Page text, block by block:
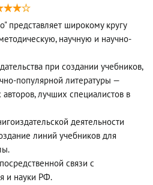
представляет широкому кругу
научную и научно-
при создании учебников,
популярной литературы —
лучших специалистов в
деятельности
линий учебников для
связи с
и науки РФ.